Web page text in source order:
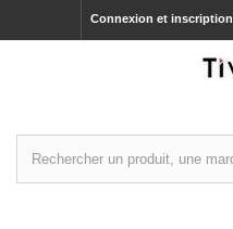
Connexion et inscription